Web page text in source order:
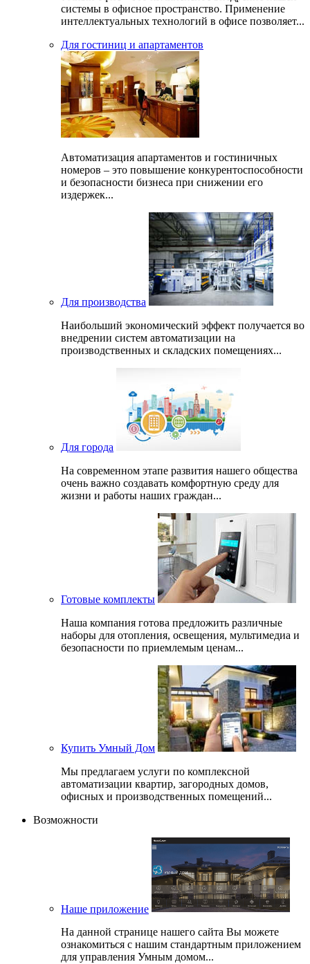
системы в офисное пространство. Применение
интеллектуальных технологий в офисе позволяет...
Для гостиниц и апартаментов
Автоматизация апартаментов и гостиничных
номеров – это повышение конкурентоспособности
и безопасности бизнеса при снижении его
издержек...
Для производства
Наибольший экономический эффект получается во
внедрении систем автоматизации на
производственных и складских помещениях...
Для города
На современном этапе развития нашего общеcтва
очень важно создавать комфортную среду для
жизни и работы наших граждан...
Готовые комплекты
Наша компания готова предложить различные
наборы для отопления, освещения, мультимедиа и
безопасности по приемлемым ценам...
Купить Умный Дом
Мы предлагаем услуги по комплексной
автоматизации квартир, загородных домов,
офисных и производственных помещений...
Возможности
Наше приложение
На данной странице нашего сайта Вы можете
ознакомиться с нашим стандартным приложением
для управления Умным домом...